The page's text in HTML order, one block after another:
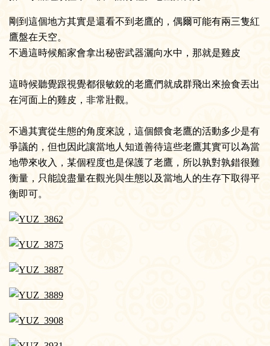
剛到這個地方其實是還看不到老鷹的，偶爾可能有兩三隻紅
鷹盤在天空。
不過這時候船家會拿出秘密武器灑向水中，那就是雞皮
這時候聽覺跟視覺都很敏銳的老鷹們就成群飛出來撿食丟出
在河面上的雞皮，非常壯觀。
不過其實從生態的角度來說，這個餵食老鷹的活動多少是有
爭議的，但也因此讓當地人知道善待這些老鷹其實可以為當
地帶來收入，某個程度也是保護了老鷹，所以孰對孰錯很難
衡量，只能說盡量在觀光與生態以及當地人的生存下取得平
衡即可。